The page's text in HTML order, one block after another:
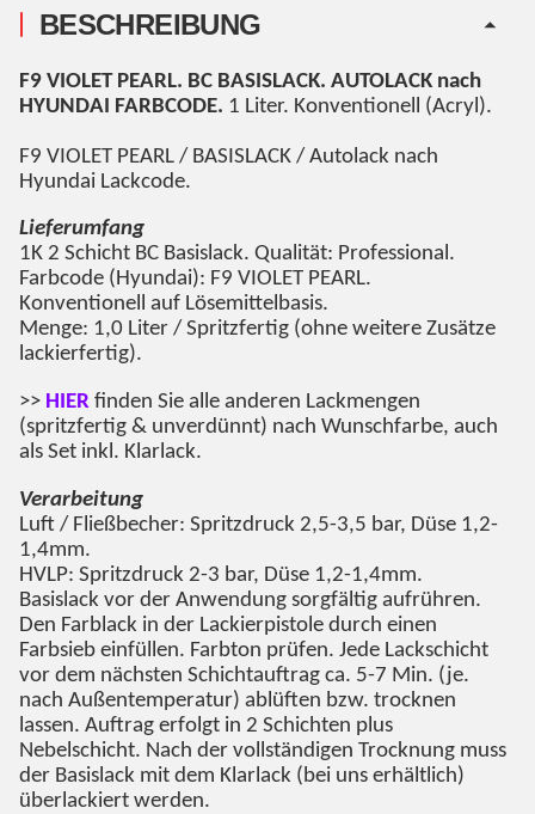
BESCHREIBUNG
F9 VIOLET PEARL. BC BASISLACK. AUTOLACK nach
HYUNDAI FARBCODE. 1 Liter. Konventionell (Acryl).
F9 VIOLET PEARL / BASISLACK / Autolack nach
Hyundai Lackcode.
Lieferumfang
1K 2 Schicht BC Basislack. Qualität: Professional.
Farbcode (Hyundai): F9 VIOLET PEARL.
Konventionell auf Lösemittelbasis.
Menge: 1,0 Liter / Spritzfertig (ohne weitere Zusätze
lackierfertig).
>> HIER finden Sie alle anderen Lackmengen
(spritzfertig & unverdünnt) nach Wunschfarbe, auch
als Set inkl. Klarlack.
Verarbeitung
Luft / Fließbecher: Spritzdruck 2,5-3,5 bar, Düse 1,2-
1,4mm.
HVLP: Spritzdruck 2-3 bar, Düse 1,2-1,4mm.
Basislack vor der Anwendung sorgfältig aufrühren.
Den Farblack in der Lackierpistole durch einen
Farbsieb einfüllen. Farbton prüfen. Jede Lackschicht
vor dem nächsten Schichtauftrag ca. 5-7 Min. (je.
nach Außentemperatur) ablüften bzw. trocknen
lassen. Auftrag erfolgt in 2 Schichten plus
Nebelschicht. Nach der vollständigen Trocknung muss
der Basislack mit dem Klarlack (bei uns erhältlich)
überlackiert werden.